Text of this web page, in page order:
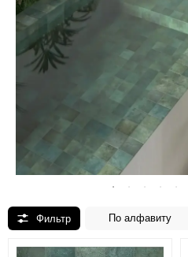
По алфавиту